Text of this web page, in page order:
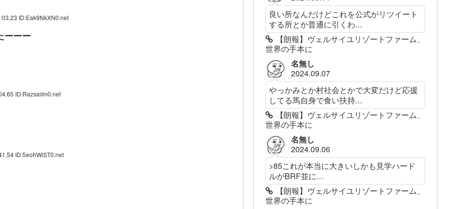
ID:Eak9NkXN0.net
ーーー
ID:RazsaiIm0.net
ID:5eohWiST0.net
良い所なんだけどこれを公式がリツイート
する所とか普通に引くわ...
【朗報】ヴェルサイユリゾートファーム、
世界の手本に
名無し
2024.09.07
やっかみとか村社会とかで大変だけど応援
してる馬自身で食い扶持...
【朗報】ヴェルサイユリゾートファーム、
世界の手本に
名無し
2024.09.06
>85これが本当に大きいしかも見学ハード
ルがBRF並に...
【朗報】ヴェルサイユリゾートファーム、
世界の手本に